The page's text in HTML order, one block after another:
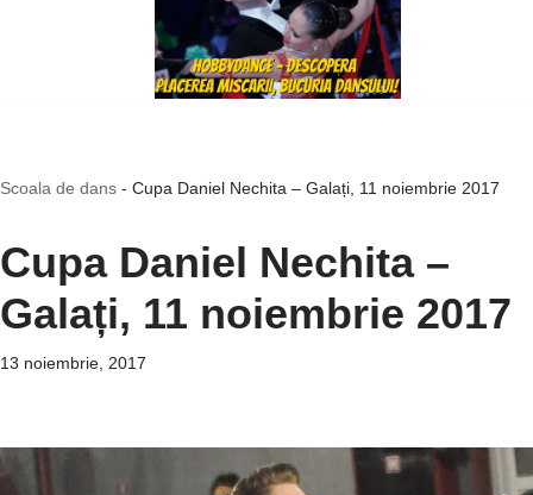
Scoala de dans - Cupa Daniel Nechita – Galați, 11 noiembrie 2017
Cupa Daniel Nechita –
Galați, 11 noiembrie 2017
13 noiembrie, 2017